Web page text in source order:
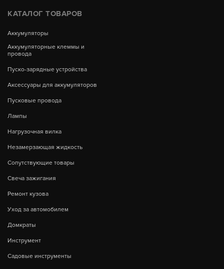
КАТАЛОГ ТОВАРОВ
Аккумуляторы
Аккумуляторные клеммы и
провода
Пуско-зарядные устройства
Аксессуары для аккумуляторов
Пусковые провода
Лампы
Нагрузочная вилка
Незамерзающая жидкость
Сопутствующие товары
Свеча зажигания
Ремонт кузова
Уход за автомобилем
Домкраты
Инструмент
Садовые инструменты